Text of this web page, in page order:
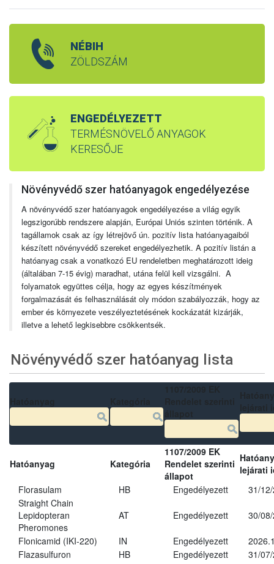
NÉBIH
ZÖLDSZÁM
ENGEDÉLYEZETT
TERMÉSNÖVELŐ ANYAGOK
KERESŐJE
Növényvédő szer hatóanyagok engedélyezése
A növényvédő szer hatóanyagok engedélyezése a világ egyik
legszigorúbb rendszere alapján, Európai Uniós szinten történik. A
tagállamok csak az így létrejövő ún. pozitív lista hatóanyagaiból
készített növényvédő szereket engedélyezhetik. A pozitív listán a
hatóanyag csak a vonatkozó EU rendeletben meghatározott ideig
(általában 7-15 évig) maradhat, utána felül kell vizsgálni. A
folyamatok együttes célja, hogy az egyes készítmények
forgalmazását és felhasználását oly módon szabályozzák, hogy az
ember és környezete veszélyeztetésének kockázatát kizárják,
illetve a lehető legkisebbre csökkentsék.
Növényvédő szer hatóanyag lista
Hatóanyag Kategória
1107/2009 EK
Rendelet szerinti
állapot
lejárati
Florasulam
HB Engedélyezett
31/
Straight Chain
Lepidopteran
Pheromones
AT Engedélyezett 30/
Flonicamid (IKI-220) IN Engedélyezett
Flazasulfuron
HB Engedélyezett
31/